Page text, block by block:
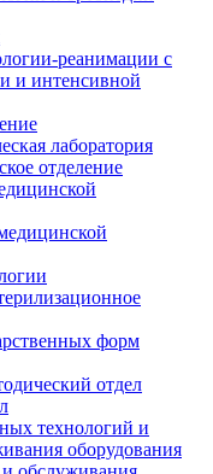
реанимации с
и интенсивной
лаборатория
отделение
форм
отдел
технологий и
оборудования